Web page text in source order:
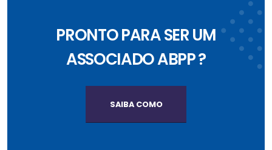
PRONTO PARA SER UM
ASSOCIADO ABPP ?
SAIBA COMO